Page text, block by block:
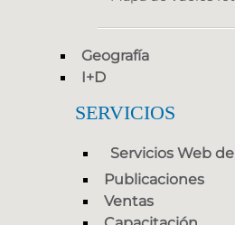
Geografía
I+D
SERVICIOS
Servicios Web
Publicaciones
Ventas